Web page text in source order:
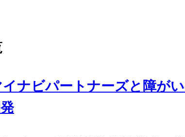
ナビパートナーズと障が